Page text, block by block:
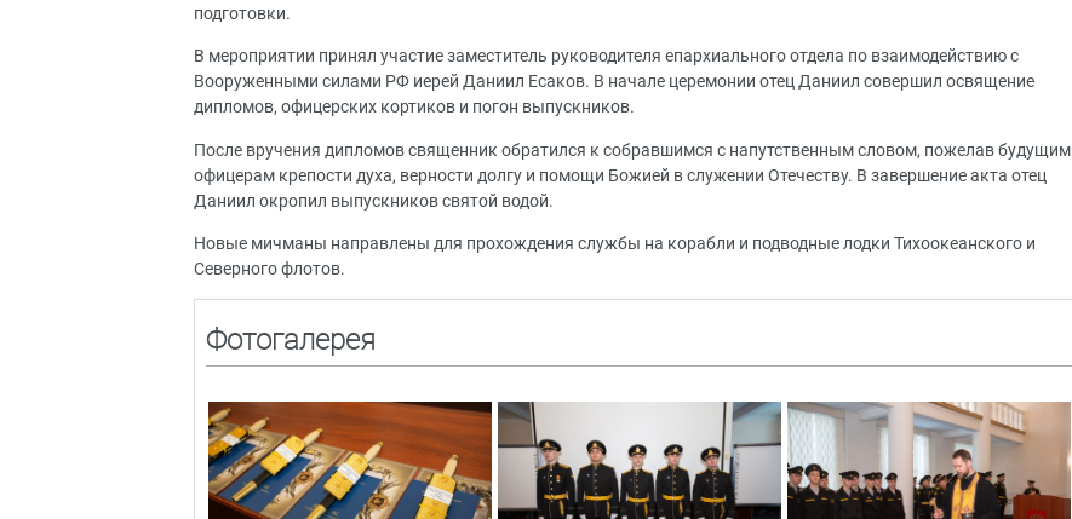
подготовки.
В мероприятии принял участие заместитель руководителя епархиального отдела по взаимодействию с
Вооруженными силами РФ иерей Даниил Есаков. В начале церемонии отец Даниил совершил освящение
дипломов, офицерских кортиков и погон выпускников.
После вручения дипломов священник обратился к собравшимся с напутственным словом, пожелав будущим
офицерам крепости духа, верности долгу и помощи Божией в служении Отечеству. В завершение акта отец
Даниил окропил выпускников святой водой.
Новые мичманы направлены для прохождения службы на корабли и подводные лодки Тихоокеанского и
Северного флотов.
Фотогалерея